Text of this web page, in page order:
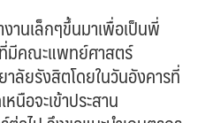
านเล็กๆขึ้นมาเพื่อเป็นพี่
ที่มีคณะแพทย์ศาสตร์
ลัยรังสิตโดยในวันอังคารที่
อจะเข้าประสาน